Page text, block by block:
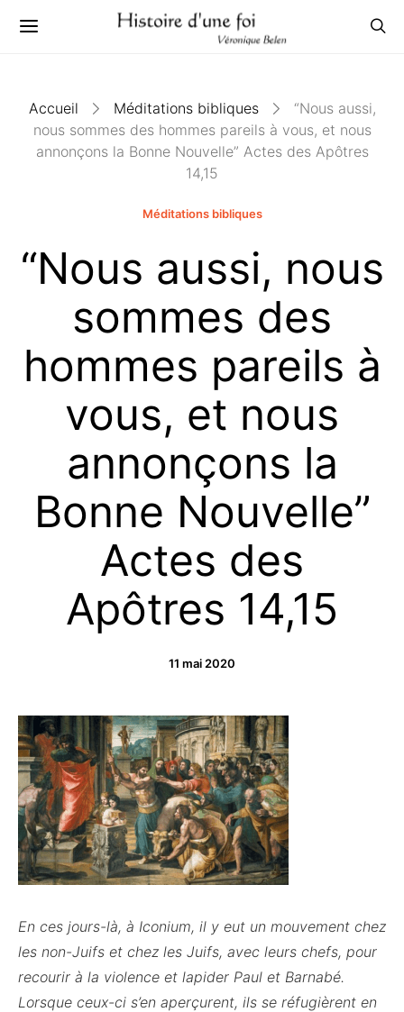
Accueil Méditations bibliques
“Nous aussi,
nous sommes des hommes pareils à vous, et nous
annonçons la Bonne Nouvelle” Actes des Apôtres
14,15
Méditations bibliques
“Nous aussi, nous
sommes des
hommes pareils à
vous, et nous
annonçons la
Bonne Nouvelle”
Actes des
Apôtres 14,15
11 mai 2020
En ces jours-là, à Iconium, il y eut un mouvement chez
les non-Juifs et chez les Juifs, avec leurs chefs, pour
recourir à la violence et lapider Paul et Barnabé.
Lorsque ceux-ci s’en aperçurent, ils se réfugièrent en